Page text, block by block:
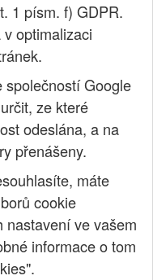
1 písm. f) GDPR.
optimalizaci
společností Google
ze které
odeslána, a na
přenášeny.
máte
cookie
ve vašem
informace o tom